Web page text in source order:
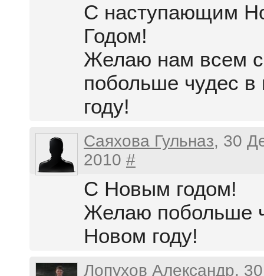
С наступающим
Годом!
Желаю нам всем
побольше чудес в
году!
Саяхова Гульназ, 30
2010 #
С Новым годом!
Желаю побольше
Новом году!
Лопухов Александр,